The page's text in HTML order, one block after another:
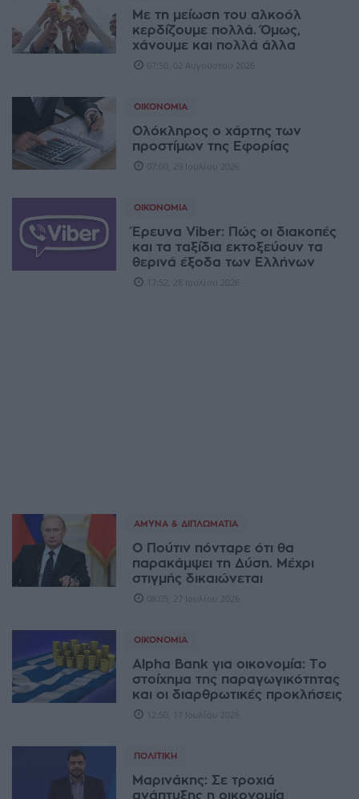
Με τη μείωση του αλκοόλ
κερδίζουμε πολλά. Όμως,
χάνουμε και πολλά άλλα
07:50, 02 Αυγούστου 2026
ΟΙΚΟΝΟΜΊΑ
Ολόκληρος ο χάρτης των
προστίμων της Εφορίας
07:00, 29 Ιουλίου 2026
ΟΙΚΟΝΟΜΊΑ
Έρευνα Viber: Πώς οι διακοπές
και τα ταξίδια εκτοξεύουν τα
θερινά έξοδα των Ελλήνων
17:52, 28 Ιουλίου 2026
ΆΜΥΝΑ & ΔΙΠΛΩΜΑΤΊΑ
Ο Πούτιν πόνταρε ότι θα
παρακάμψει τη Δύση. Μέχρι
στιγμής δικαιώνεται
08:05, 27 Ιουλίου 2026
ΟΙΚΟΝΟΜΊΑ
Alpha Bank για οικονομία: Το
στοίχημα της παραγωγικότητας
και οι διαρθρωτικές προκλήσεις
12:50, 17 Ιουλίου 2026
ΠΟΛΙΤΙΚΉ
Μαρινάκης: Σε τροχιά
ανάπτυξης η οικονομία